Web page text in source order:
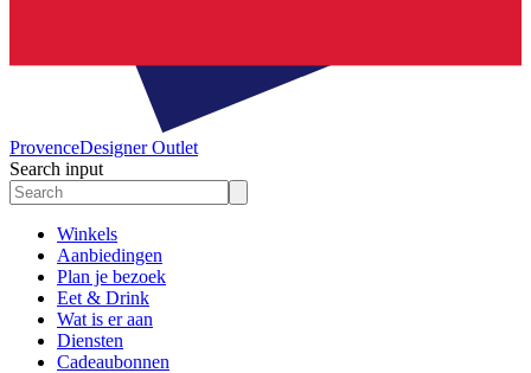
ProvenceDesigner Outlet
Search input
Winkels
Aanbiedingen
Plan je bezoek
Eet & Drink
Wat is er aan
Diensten
Cadeaubonnen